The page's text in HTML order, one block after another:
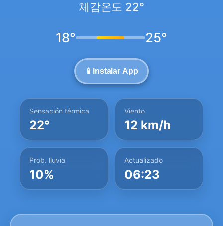
체감온도 22°
18° 25°
📱 Instalar App
Sensación térmica
22°
Viento
12 km/h
Prob. lluvia
10%
Actualizado
06:23